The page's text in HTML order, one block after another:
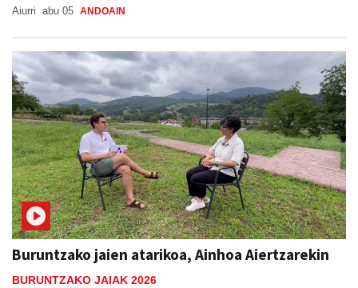
Aiurri abu 05 ANDOAIN
Buruntzako jaien atarikoa, Ainhoa Aiertzarekin
BURUNTZAKO JAIAK 2026